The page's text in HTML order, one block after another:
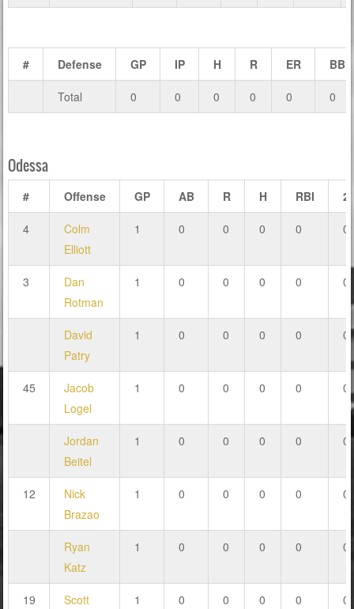
# Defense GP IP H R ER BB
Total 0 0 0 0 0 0
Odessa
# Offense GP AB R H RBI
4
Colm
Elliott
1 0 0 0 0 0
3
Dan
Rotman
1 0 0 0 0 0
David
Patry
1 0 0 0 0 0
45
Jacob
Logel
1 0 0 0 0 0
Jordan
Beitel
1 0 0 0 0 0
12
Nick
Brazao
1 0 0 0 0 0
Ryan
Katz
1 0 0 0 0 0
19
Scott
1 0 0 0 0 0